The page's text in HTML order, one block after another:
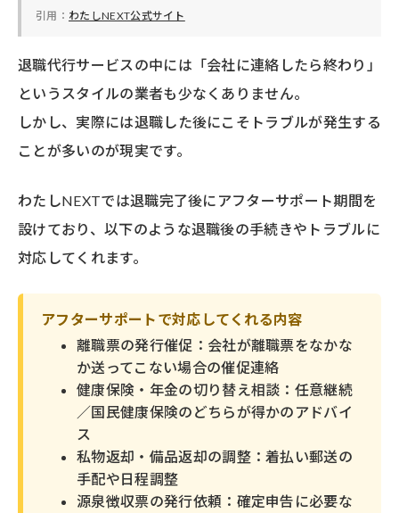
引用： わたしNEXT公式サイト
退職代行サービスの中には「会社に連絡したら終わり」
というスタイルの業者も少なくありません。
しかし、実際には退職した後にこそトラブルが発生する
ことが多いのが現実です。
わたしNEXTでは退職完了後にアフターサポート期間を
設けており、以下のような退職後の手続きやトラブルに
対応してくれます。
アフターサポートで対応してくれる内容
離職票の発行催促：会社が離職票をなかな
か送ってこない場合の催促連絡
健康保険・年金の切り替え相談：任意継続
／国民健康保険のどちらが得かのアドバイ
ス
私物返却・備品返却の調整：着払い郵送の
手配や日程調整
源泉徴収票の発行依頼：確定申告に必要な